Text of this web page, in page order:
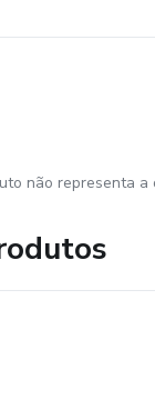
não representa